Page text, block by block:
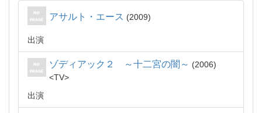
アサルト・エース 2009
出演
ゾディアック２ ～十二宮の闇～
2006
TV
出演